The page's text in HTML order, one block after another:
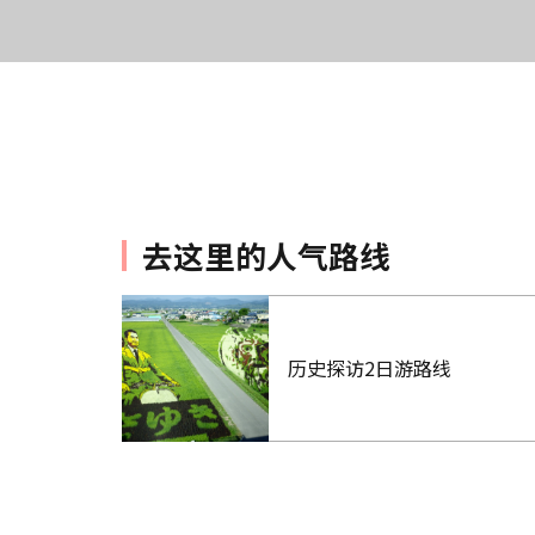
去这里的人气路线
历史探访2日游路线